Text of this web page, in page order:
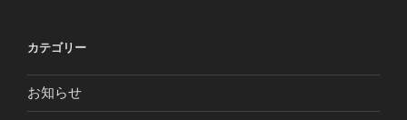
カテゴリー
お知らせ